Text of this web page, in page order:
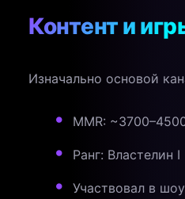
Контент и
Изначально основой
MMR:
Ранг: Властелин I
Участвовал в